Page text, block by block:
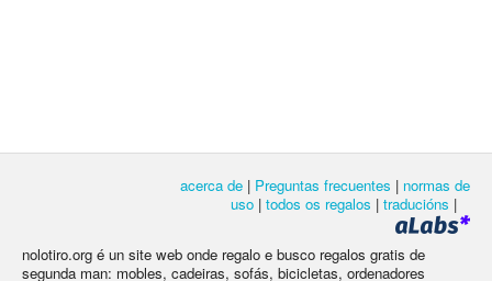
acerca de | Preguntas frecuentes | normas de
uso | todos os regalos | traducións |
nolotiro.org é un site web onde regalo e busco regalos gratis de
segunda man: mobles, cadeiras, sofás, bicicletas, ordenadores